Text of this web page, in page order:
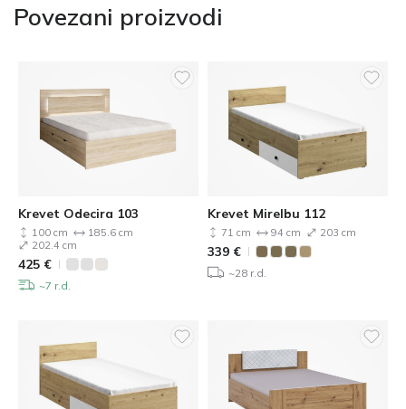
Povezani proizvodi
Krevet Odecira 103
100 cm
185.6 cm
202.4 cm
425 €
~7 r.d.
Krevet Mirelbu 112
71 cm 94 cm 203 cm
339 €
~28 r.d.